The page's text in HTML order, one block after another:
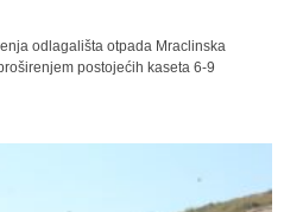
odlagališta otpada Mraclinska
postojećih kaseta 6-9